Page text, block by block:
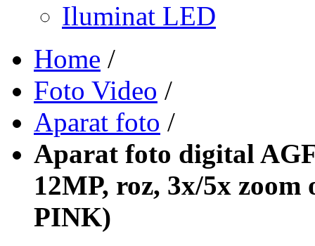
Iluminat LED
Home /
Foto Video /
Aparat foto /
Aparat foto digital
12MP, roz, 3x/5x
PINK)